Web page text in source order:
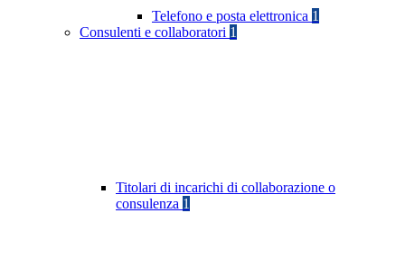
Telefono e posta elettronica 1
Consulenti e collaboratori 1
Titolari di incarichi di collaborazione o
consulenza 1